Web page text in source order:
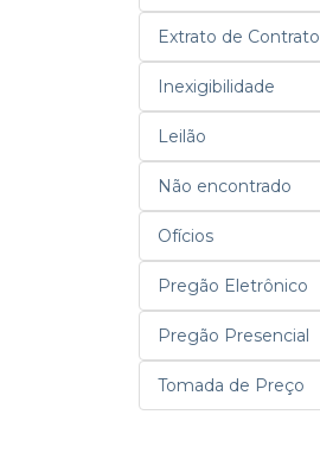
Extrato de Contrato
Inexigibilidade
Leilão
Não encontrado
Ofícios
Pregão Eletrônico
Pregão Presencial
Tomada de Preço